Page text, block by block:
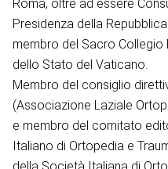
Roma, oltre ad essere
Presidenza della
membro del Sacro
dello Stato del Vaticano.
Membro del consiglio
(Associazione Laziale
e membro del comitato
Italiano di Ortopedia e